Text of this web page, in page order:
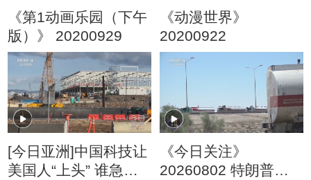
《第1动画乐园（下午
版）》 20200929
《动漫世界》
20200922
[今日亚洲]中国科技让
美国人“上头” 谁急
《今日关注》
20260802 特朗普叫